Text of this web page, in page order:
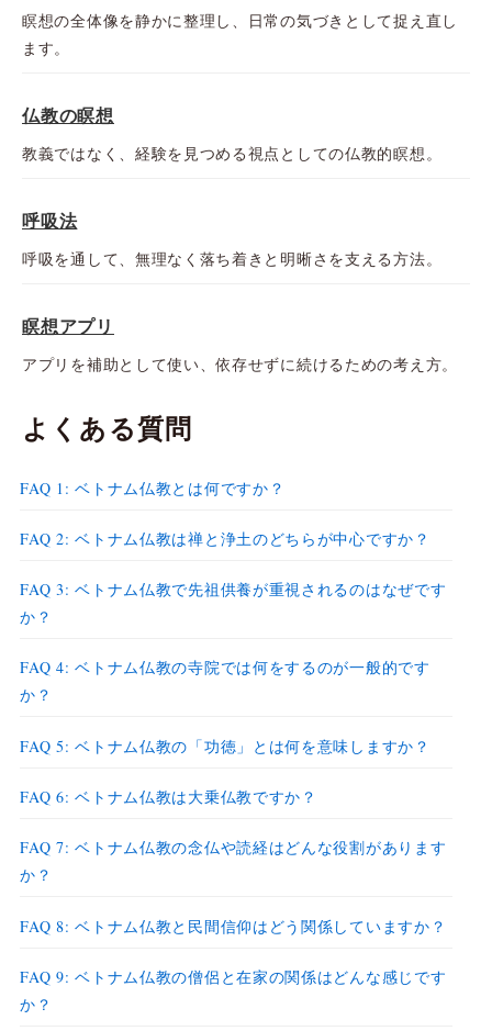
瞑想の全体像を静かに整理し、日常の気づきとして捉え直し
ます。
仏教の瞑想
教義ではなく、経験を見つめる視点としての仏教的瞑想。
呼吸法
呼吸を通して、無理なく落ち着きと明晰さを支える方法。
瞑想アプリ
アプリを補助として使い、依存せずに続けるための考え方。
よくある質問
FAQ 1: ベトナム仏教とは何ですか？
FAQ 2: ベトナム仏教は禅と浄土のどちらが中心ですか？
FAQ 3: ベトナム仏教で先祖供養が重視されるのはなぜです
か？
FAQ 4: ベトナム仏教の寺院では何をするのが一般的です
か？
FAQ 5: ベトナム仏教の「功徳」とは何を意味しますか？
FAQ 6: ベトナム仏教は大乗仏教ですか？
FAQ 7: ベトナム仏教の念仏や読経はどんな役割があります
か？
FAQ 8: ベトナム仏教と民間信仰はどう関係していますか？
FAQ 9: ベトナム仏教の僧侶と在家の関係はどんな感じです
か？